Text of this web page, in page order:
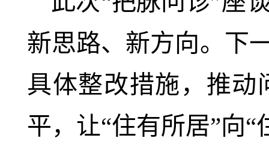
新思路、新方向。下
具体整改措施，推动
平，让“住有所居”向“